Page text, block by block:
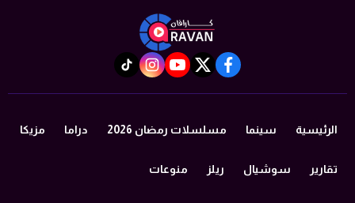
facebook
twitter
youtube
instagram
tiktok
الرئيسية سينما مسلسلات رمضان 2026 دراما مزيكا
تقارير سوشيال ريلز منوعات